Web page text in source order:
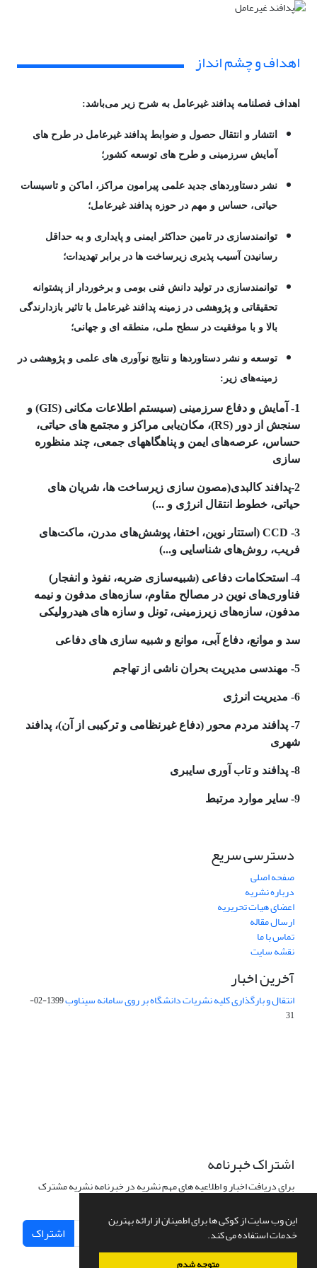
این وب سایت از کوکی ها برای اطمینان از ارائه بهترین
خدمات استفاده می کند.
متوجه شدم
اهداف و چشم انداز
اهداف فصلنامه پدافند غیرعامل به شرح زیر می‌باشد:
انتشار و انتقال حصول و ضوابط پدافند غیرعامل در طرح های
آمایش سرزمینی و طرح های توسعه کشور؛
نشر دستاوردهای جدید علمی پیرامون مراکز، اماکن و تاسیسات
حیاتی، حساس و مهم در حوزه پدافند غیرعامل؛
توانمندسازی در تامین حداکثر ایمنی و پایداری و به حداقل
رسانیدن آسیب پذیری زیرساخت ها در برابر تهدیدات؛
توانمندسازی در تولید دانش فنی بومی و برخوردار از پشتوانه
تحقیقاتی و پژوهشی در زمینه پدافند غیرعامل با تاثیر بازدارندگی
بالا و با موفقیت در سطح ملی، منطقه ای و جهانی؛
توسعه و نشر دستاوردها و نتایج نوآوری های علمی و پژوهشی در
زمینه­‌های زیر:
1- آمایش و دفاع سرزمینی (سیستم اطلاعات مکانی (GIS) و
سنجش از دور (RS)، مکان‌یابی مراکز و مجتمع های حیاتی،
حساس، عرصه‌های ایمن و پناهگاههای جمعی، چند منظوره
سازی
2-پدافند کالبدی(مصون سازی زیرساخت ها، شریان های
حیاتی، خطوط انتقال انرژی و ...)
3- CCD (استتار نوین، اختفا، پوشش‌های مدرن، ماکت‌های
فریب، روش‌های شناسایی و...)
4- استحکامات‌ دفاعی (شبیه‌سازی ضربه، نفوذ و انفجار)
‌فناوری‌های نوین در مصالح مقاوم،‌ سازه‌های مدفون و نیمه
مدفون، سازه‌های زیرزمینی، تونل و سازه های هیدرولیکی
سد و موانع، دفاع آبی، موانع و شبیه سازی های دفاعی
5- مهندسی مدیریت بحران ناشی از تهاجم
6- مدیریت انرژی
7- پدافند مردم محور (دفاع غیرنظامی و ترکیبی از آن)، پدافند
شهری
8- پدافند و تاب آوری سایبری
9- سایر موارد مرتبط
دسترسی سریع
صفحه اصلی
درباره نشریه
اعضای هیات تحریریه
ارسال مقاله
تماس با ما
نقشه سایت
آخرین اخبار
انتقال و بارگذاری کلیه نشریات دانشگاه بر روی سامانه سیناوب
1399-02-
31
اشتراک خبرنامه
برای دریافت اخبار و اطلاعیه های مهم نشریه در خبرنامه نشریه مشترک
اشتراک